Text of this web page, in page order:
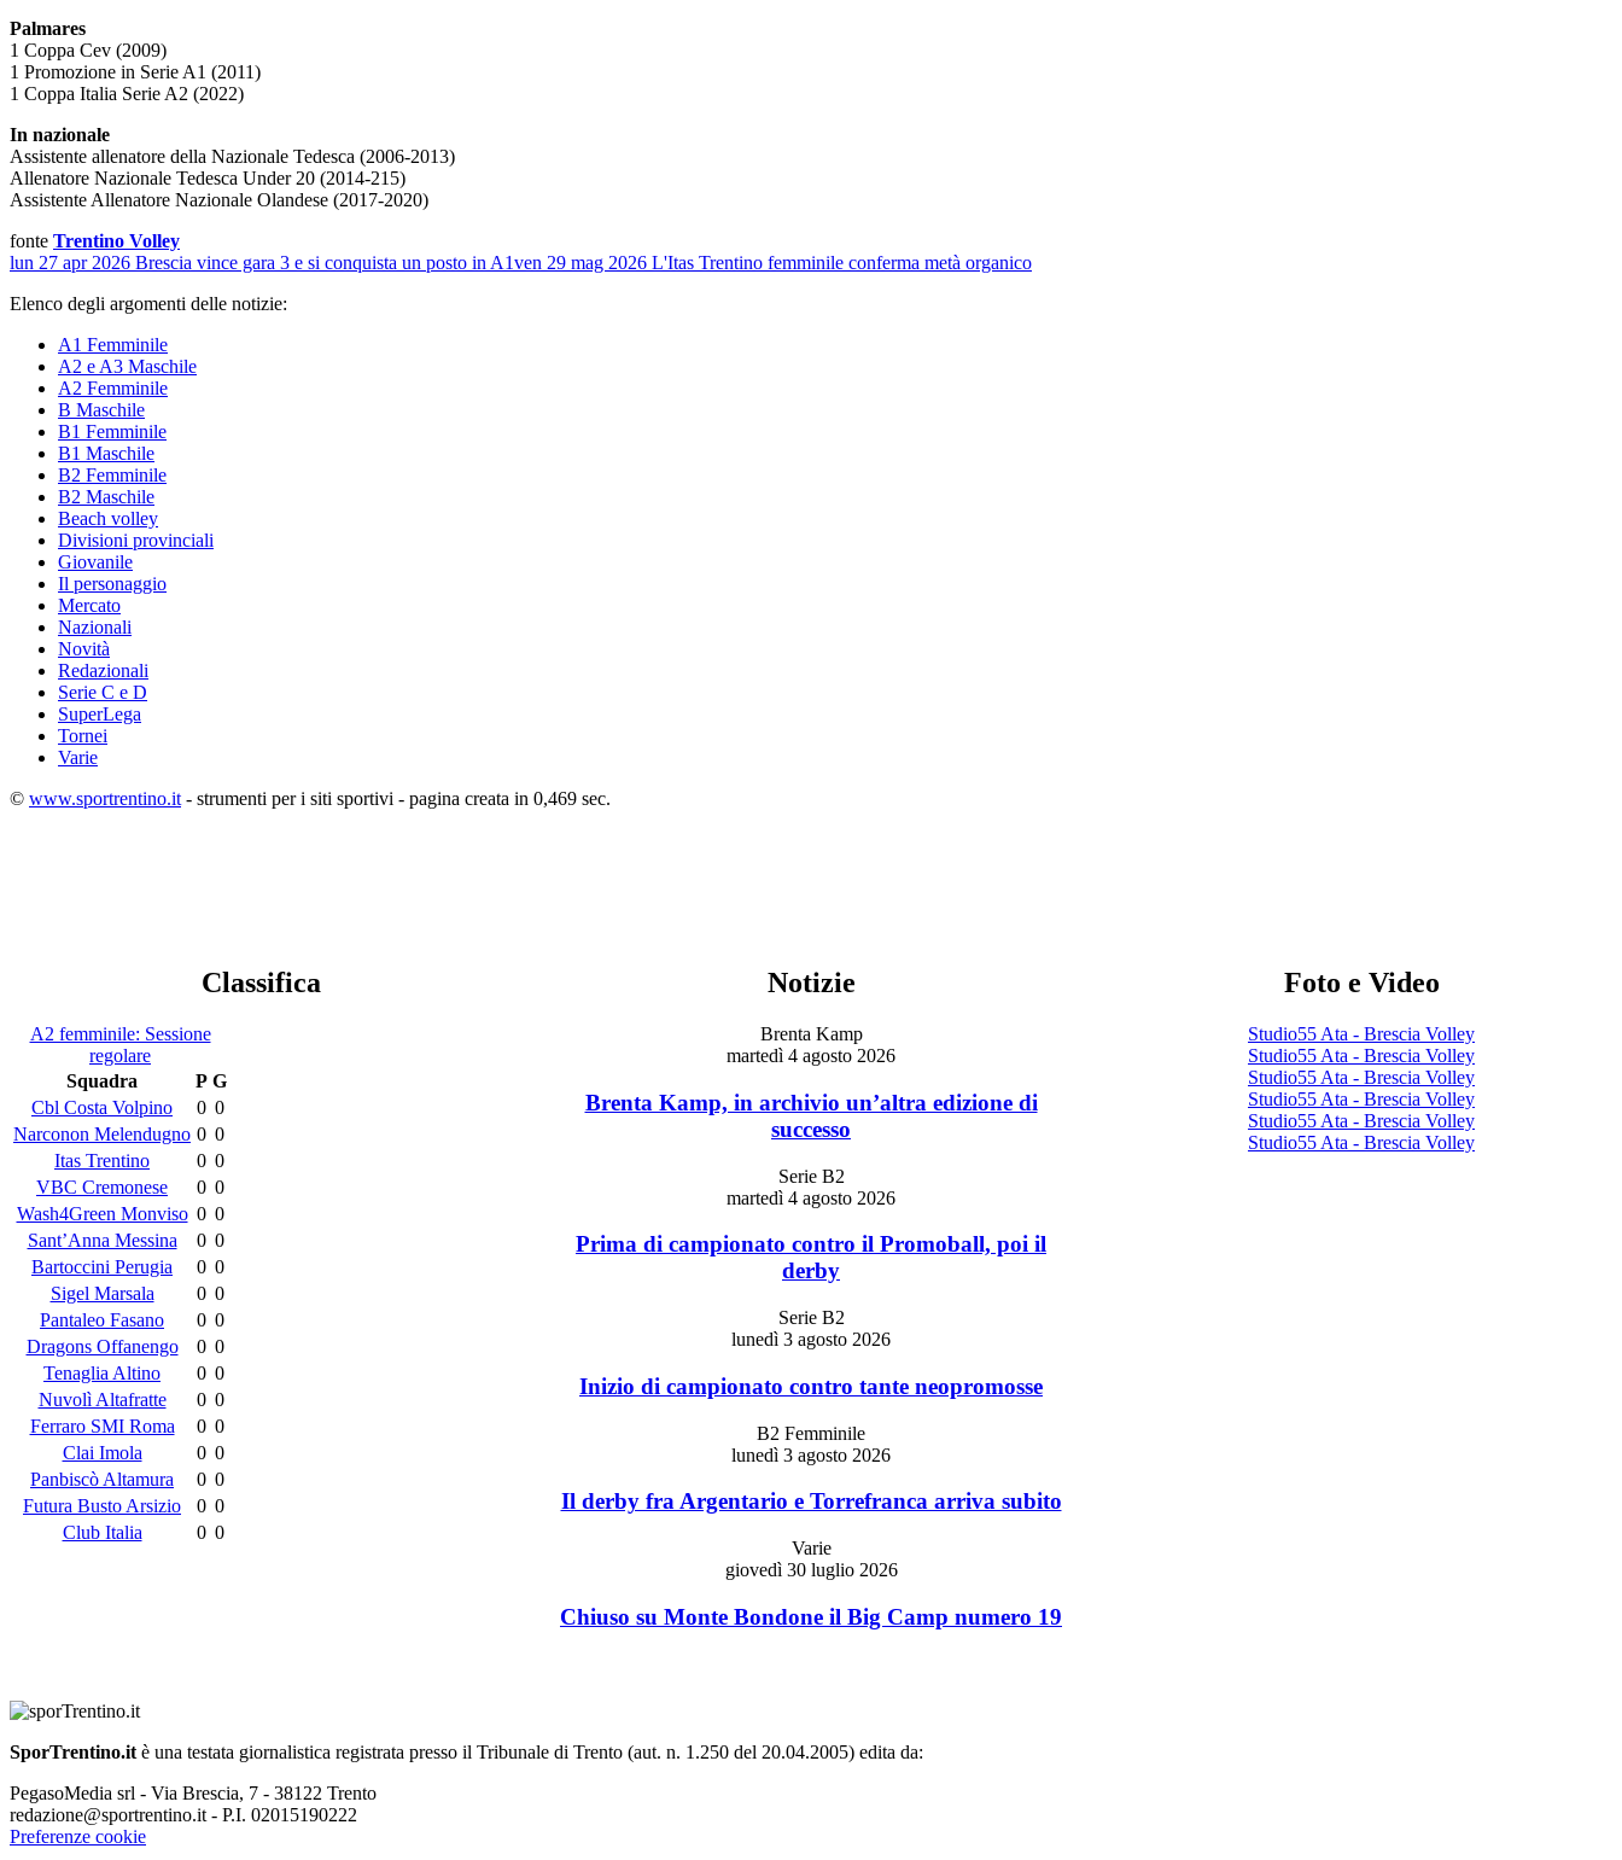
Palmares
1 Coppa Cev (2009)
1 Promozione in Serie A1 (2011)
1 Coppa Italia Serie A2 (2022)
In nazionale
Assistente allenatore della Nazionale Tedesca (2006-2013)
Allenatore Nazionale Tedesca Under 20 (2014-215)
Assistente Allenatore Nazionale Olandese (2017-2020)
fonte Trentino Volley
lun 27 apr 2026 Brescia vince gara 3 e si conquista un posto in A1ven 29 mag 2026 L'Itas Trentino femminile conferma metà organico
Elenco degli argomenti delle notizie:
A1 Femminile
A2 e A3 Maschile
A2 Femminile
B Maschile
B1 Femminile
B1 Maschile
B2 Femminile
B2 Maschile
Beach volley
Divisioni provinciali
Giovanile
Il personaggio
Mercato
Nazionali
Novità
Redazionali
Serie C e D
SuperLega
Tornei
Varie
© www.sportrentino.it- strumenti per i siti sportivi - pagina creata in 0,469 sec.
Classifica
A2 femminile: Sessione
regolare
Squadra
P G
Cbl Costa Volpino
0 0
Narconon Melendugno 0 0
Itas Trentino
0 0
VBC Cremonese
0 0
Wash4Green Monviso 0 0
Sant’Anna Messina
0 0
Bartoccini Perugia
0 0
Sigel Marsala
0 0
Pantaleo Fasano
0 0
Dragons Offanengo
0 0
Tenaglia Altino
0 0
Nuvolì Altafratte
0 0
Ferraro SMI Roma
0 0
Clai Imola
0 0
Panbiscò Altamura
0 0
Futura Busto Arsizio
0 0
Club Italia
0 0
Notizie
Brenta Kamp
martedì 4 agosto 2026
Brenta Kamp, in archivio un’altra edizione di
successo
Serie B2
martedì 4 agosto 2026
Prima di campionato contro il Promoball, poi il
derby
Serie B2
lunedì 3 agosto 2026
Inizio di campionato contro tante neopromosse
B2 Femminile
lunedì 3 agosto 2026
Il derby fra Argentario e Torrefranca arriva subito
Varie
giovedì 30 luglio 2026
Chiuso su Monte Bondone il Big Camp numero 19
Foto e Video
Studio55 Ata - Brescia Volley
Studio55 Ata - Brescia Volley
Studio55 Ata - Brescia Volley
Studio55 Ata - Brescia Volley
Studio55 Ata - Brescia Volley
Studio55 Ata - Brescia Volley
SporTrentino.itè una testata giornalistica registrata presso il Tribunale di Trento (aut. n. 1.250 del 20.04.2005) edita da:
PegasoMedia srl - Via Brescia, 7 - 38122 Trento
redazione@sportrentino.it - P.I. 02015190222
Preferenze cookie